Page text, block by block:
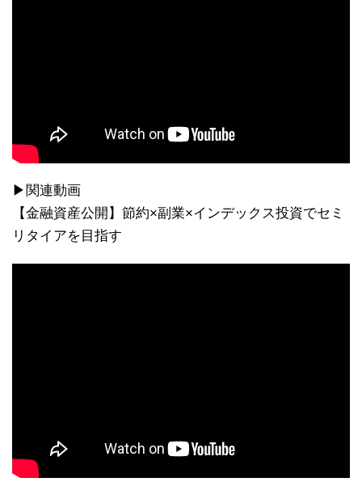
▶関連動画
【金融資産公開】節約×副業×インデックス投資でセミ
リタイアを目指す